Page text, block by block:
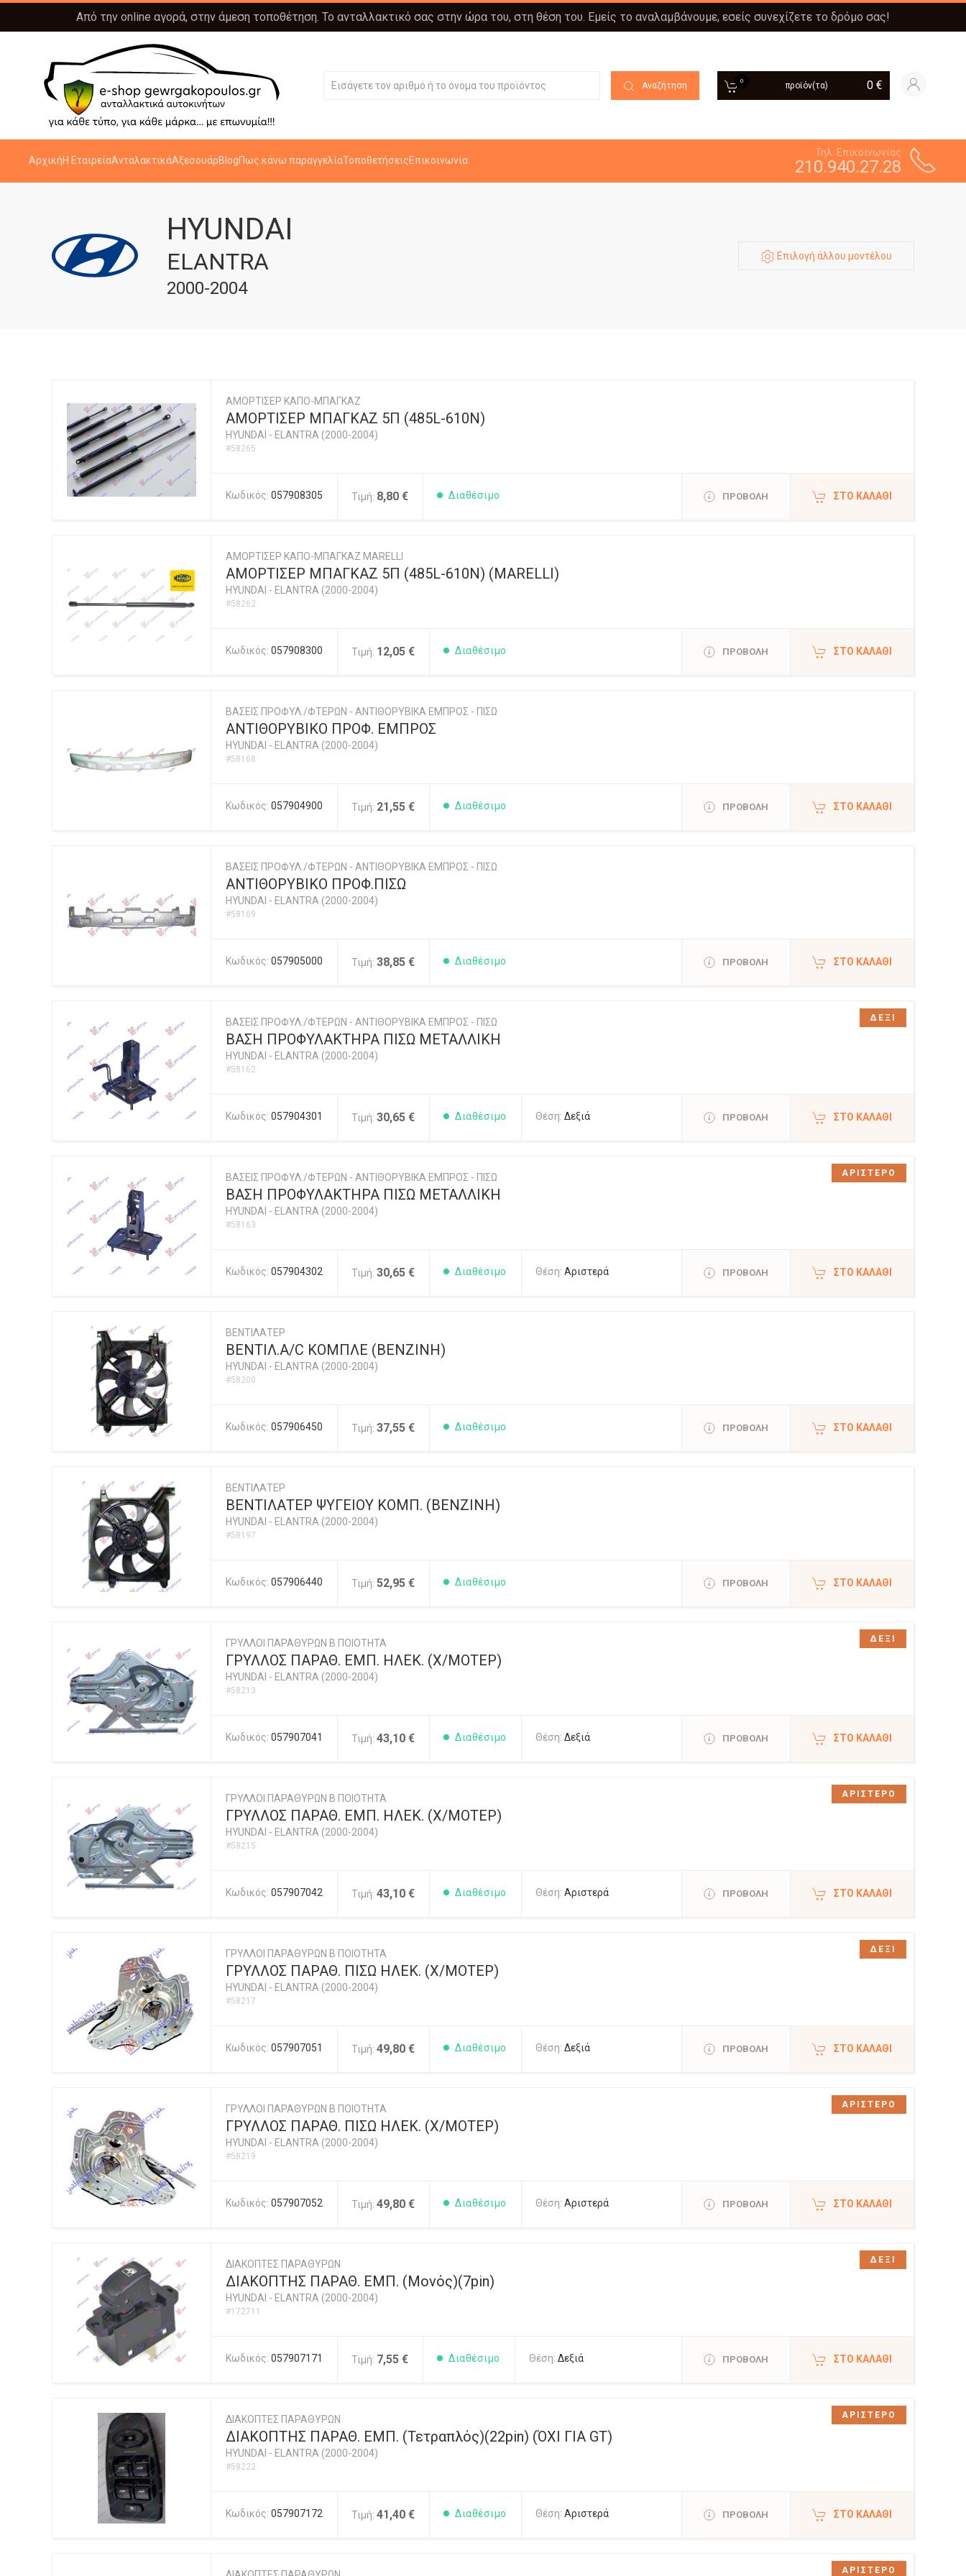
Από την online αγορά, στην άμεση τοποθέτηση. Το ανταλλακτικό σας στην ώρα του, στη θέση του. Εμείς το αναλαμβάνουμε, εσείς συνεχίζετε το δρόμο σας!
Αναζήτηση 0 προϊόν(τα) 0 €
ΑρχικήΗ ΕταιρείαΑνταλακτικάΑξεσουάρBlogΠως κάνω παραγγελίαΤοποθετήσειςΕπικοινωνία
Τηλ. Επικοινωνίας
210.940.27.28
HYUNDAI
ELANTRA
2000-2004
Επιλογή άλλου μοντέλου
ΑΜΟΡΤΙΣΕΡ ΚΑΠΟ-ΜΠΑΓΚΑΖ
ΑΜΟΡΤΙΣΕΡ ΜΠΑΓΚΑΖ 5Π (485L-610N)
HYUNDAI - ELANTRA (2000-2004)
#58265
Κωδικός: 057908305 Τιμή: 8,80 € Διαθέσιμο ΠΡΟΒΟΛΗ ΣΤΟ ΚΑΛΆΘΙ
ΑΜΟΡΤΙΣΕΡ ΚΑΠΟ-ΜΠΑΓΚΑΖ MARELLI
ΑΜΟΡΤΙΣΕΡ ΜΠΑΓΚΑΖ 5Π (485L-610N) (MARELLI)
HYUNDAI - ELANTRA (2000-2004)
#58262
Κωδικός: 057908300 Τιμή: 12,05 € Διαθέσιμο ΠΡΟΒΟΛΗ ΣΤΟ ΚΑΛΆΘΙ
ΒΑΣΕΙΣ ΠΡΟΦΥΛ./ΦΤΕΡΩΝ - ΑΝΤΙΘΟΡΥΒΙΚΑ ΕΜΠΡΟΣ - ΠΙΣΩ
ΑΝΤΙΘΟΡΥΒΙΚΟ ΠΡΟΦ. ΕΜΠΡΟΣ
HYUNDAI - ELANTRA (2000-2004)
#58168
Κωδικός: 057904900 Τιμή: 21,55 € Διαθέσιμο ΠΡΟΒΟΛΗ ΣΤΟ ΚΑΛΆΘΙ
ΒΑΣΕΙΣ ΠΡΟΦΥΛ./ΦΤΕΡΩΝ - ΑΝΤΙΘΟΡΥΒΙΚΑ ΕΜΠΡΟΣ - ΠΙΣΩ
ΑΝΤΙΘΟΡΥΒΙΚΟ ΠΡΟΦ.ΠΙΣΩ
HYUNDAI - ELANTRA (2000-2004)
#58169
Κωδικός: 057905000 Τιμή: 38,85 € Διαθέσιμο ΠΡΟΒΟΛΗ ΣΤΟ ΚΑΛΆΘΙ
ΒΑΣΕΙΣ ΠΡΟΦΥΛ./ΦΤΕΡΩΝ - ΑΝΤΙΘΟΡΥΒΙΚΑ ΕΜΠΡΟΣ - ΠΙΣΩ
ΒΑΣΗ ΠΡΟΦΥΛΑΚΤΗΡΑ ΠΙΣΩ ΜΕΤΑΛΛΙΚΗ
HYUNDAI - ELANTRA (2000-2004)
#58162
Κωδικός: 057904301 Τιμή: 30,65 € Διαθέσιμο Θέση: Δεξιά ΠΡΟΒΟΛΗ ΣΤΟ ΚΑΛΆΘΙ
ΔΕΞΙ
ΒΑΣΕΙΣ ΠΡΟΦΥΛ./ΦΤΕΡΩΝ - ΑΝΤΙΘΟΡΥΒΙΚΑ ΕΜΠΡΟΣ - ΠΙΣΩ
ΒΑΣΗ ΠΡΟΦΥΛΑΚΤΗΡΑ ΠΙΣΩ ΜΕΤΑΛΛΙΚΗ
HYUNDAI - ELANTRA (2000-2004)
#58163
Κωδικός: 057904302 Τιμή: 30,65 € Διαθέσιμο Θέση: Αριστερά ΠΡΟΒΟΛΗ ΣΤΟ ΚΑΛΆΘΙ
ΑΡΙΣΤΕΡΟ
ΒΕΝΤΙΛΑΤΕΡ
ΒΕΝΤΙΛ.A/C KOMΠΛΕ (BENZINH)
HYUNDAI - ELANTRA (2000-2004)
#58200
Κωδικός: 057906450 Τιμή: 37,55 € Διαθέσιμο ΠΡΟΒΟΛΗ ΣΤΟ ΚΑΛΆΘΙ
ΒΕΝΤΙΛΑΤΕΡ
ΒΕΝΤΙΛΑΤΕΡ ΨΥΓΕΙΟΥ ΚΟΜΠ. (ΒΕΝΖΙΝΗ)
HYUNDAI - ELANTRA (2000-2004)
#58197
Κωδικός: 057906440 Τιμή: 52,95 € Διαθέσιμο ΠΡΟΒΟΛΗ ΣΤΟ ΚΑΛΆΘΙ
ΓΡΥΛΛΟΙ ΠΑΡΑΘΥΡΩΝ Β ΠΟΙΟΤΗΤΑ
ΓΡΥΛΛΟΣ ΠΑΡΑΘ. ΕΜΠ. ΗΛΕΚ. (Χ/ΜΟΤΕΡ)
HYUNDAI - ELANTRA (2000-2004)
#58213
Κωδικός: 057907041 Τιμή: 43,10 € Διαθέσιμο Θέση: Δεξιά ΠΡΟΒΟΛΗ ΣΤΟ ΚΑΛΆΘΙ
ΔΕΞΙ
ΓΡΥΛΛΟΙ ΠΑΡΑΘΥΡΩΝ Β ΠΟΙΟΤΗΤΑ
ΓΡΥΛΛΟΣ ΠΑΡΑΘ. ΕΜΠ. ΗΛΕΚ. (Χ/ΜΟΤΕΡ)
HYUNDAI - ELANTRA (2000-2004)
#58215
Κωδικός: 057907042 Τιμή: 43,10 € Διαθέσιμο Θέση: Αριστερά ΠΡΟΒΟΛΗ ΣΤΟ ΚΑΛΆΘΙ
ΑΡΙΣΤΕΡΟ
ΓΡΥΛΛΟΙ ΠΑΡΑΘΥΡΩΝ Β ΠΟΙΟΤΗΤΑ
ΓΡΥΛΛΟΣ ΠΑΡΑΘ. ΠΙΣΩ ΗΛΕΚ. (Χ/ΜΟΤΕΡ)
HYUNDAI - ELANTRA (2000-2004)
#58217
Κωδικός: 057907051 Τιμή: 49,80 € Διαθέσιμο Θέση: Δεξιά ΠΡΟΒΟΛΗ ΣΤΟ ΚΑΛΆΘΙ
ΔΕΞΙ
ΓΡΥΛΛΟΙ ΠΑΡΑΘΥΡΩΝ Β ΠΟΙΟΤΗΤΑ
ΓΡΥΛΛΟΣ ΠΑΡΑΘ. ΠΙΣΩ ΗΛΕΚ. (Χ/ΜΟΤΕΡ)
HYUNDAI - ELANTRA (2000-2004)
#58219
Κωδικός: 057907052 Τιμή: 49,80 € Διαθέσιμο Θέση: Αριστερά ΠΡΟΒΟΛΗ ΣΤΟ ΚΑΛΆΘΙ
ΑΡΙΣΤΕΡΟ
ΔΙΑΚΟΠΤΕΣ ΠΑΡΑΘΥΡΩΝ
ΔΙΑΚΟΠΤΗΣ ΠΑΡΑΘ. ΕΜΠ. (Μονός)(7pin)
HYUNDAI - ELANTRA (2000-2004)
#172711
Κωδικός: 057907171 Τιμή: 7,55 € Διαθέσιμο Θέση: Δεξιά ΠΡΟΒΟΛΗ ΣΤΟ ΚΑΛΆΘΙ
ΔΕΞΙ
ΔΙΑΚΟΠΤΕΣ ΠΑΡΑΘΥΡΩΝ
ΔΙΑΚΟΠΤΗΣ ΠΑΡΑΘ. ΕΜΠ. (Τετραπλός)(22pin) (ΌΧΙ ΓΙΑ GT)
HYUNDAI - ELANTRA (2000-2004)
#58222
Κωδικός: 057907172 Τιμή: 41,40 € Διαθέσιμο Θέση: Αριστερά ΠΡΟΒΟΛΗ ΣΤΟ ΚΑΛΆΘΙ
ΑΡΙΣΤΕΡΟ
ΑΡΙΣΤΕΡΟ